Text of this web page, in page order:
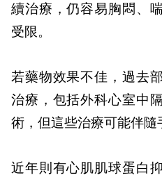
續治療，仍容易胸悶、
受限。
若藥物效果不佳，過去
治療，包括外科心室中
術，但這些治療可能伴隨
近年則有心肌肌球蛋白